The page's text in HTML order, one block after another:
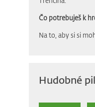
Čo potrebuješ k
Na to, aby si si
Hudobné